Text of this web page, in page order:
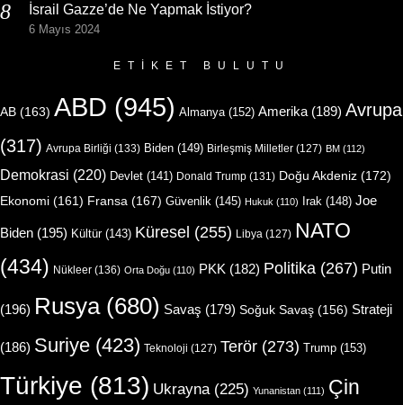
İsrail Gazze’de Ne Yapmak İstiyor?
6 Mayıs 2024
ETIKET BULUTU
AB (163) ABD (945) Almanya (152) Amerika (189) Avrupa
(317) Avrupa Birliği (133) Biden (149) Birleşmiş Milletler (127) BM (112)
Demokrasi (220) Devlet (141) Donald Trump (131) Doğu Akdeniz (172)
Ekonomi (161) Fransa (167) Güvenlik (145) Hukuk (110) Irak (148) Joe
Biden (195) Kültür(143) Küresel (255) Libya (127) NATO
(434) Nükleer (136) Orta Doğu (110) PKK (182) Politika (267) Putin
(196) Rusya(680) Savaş (179) Soğuk Savaş (156) Strateji
(186) Suriye (423) Teknoloji (127) Terör (273) Trump (153)
Türkiye (813) Ukrayna(225) Yunanistan (111) Çin